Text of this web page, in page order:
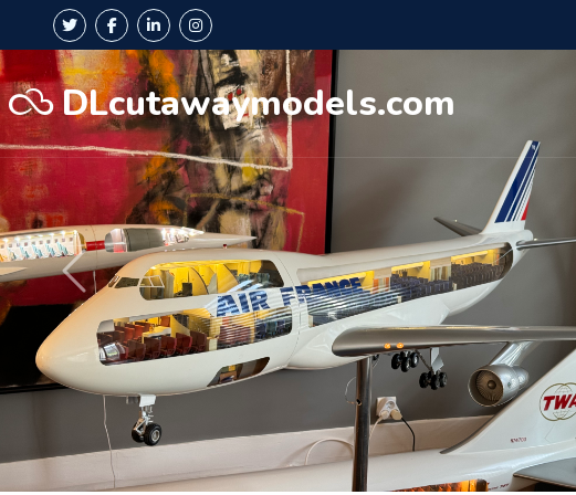
DLcutawaymodels.com
Précédent